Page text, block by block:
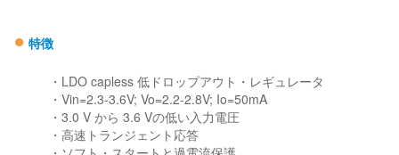
● 特徴
・LDO capless 低ドロップアウト・レギュレータ
・Vin=2.3-3.6V; Vo=2.2-2.8V; Io=50mA
・3.0 V から 3.6 Vの低い入力電圧
・高速トランジェント応答